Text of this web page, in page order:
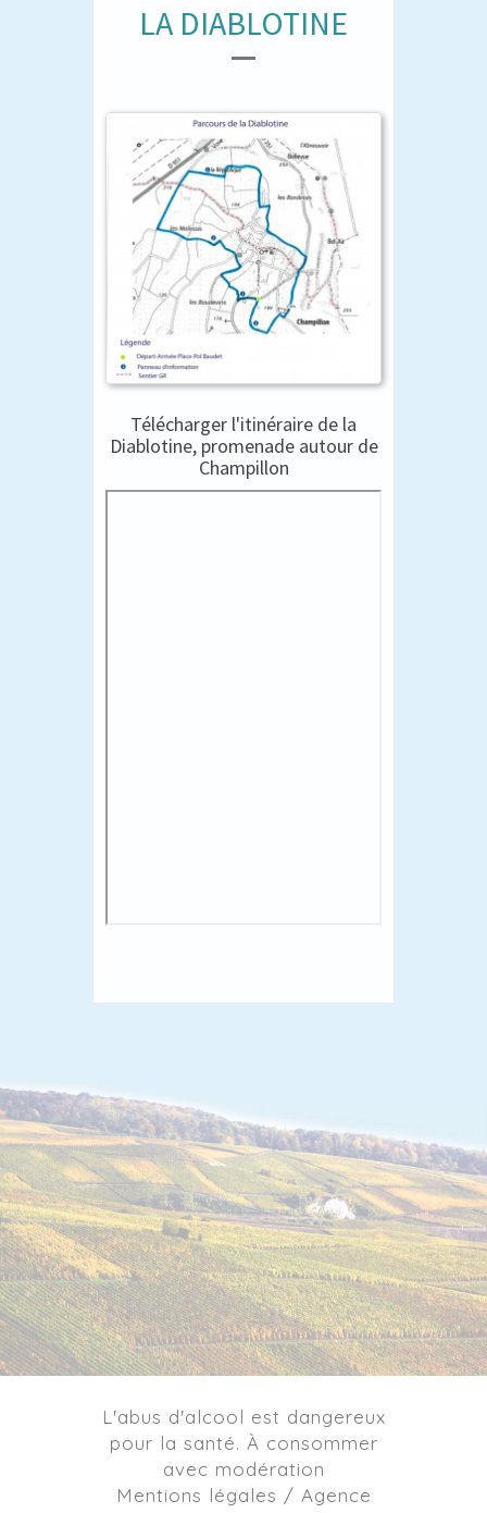
LA DIABLOTINE
Télécharger l'itinéraire de la
Diablotine, promenade autour de
Champillon
L'abus d'alcool est dangereux
pour la santé. À consommer
avec modération
Mentions légales / Agence